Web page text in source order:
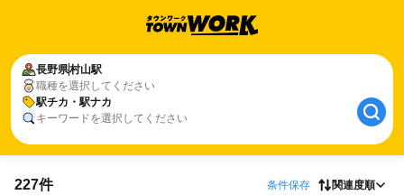
長野県村山駅
職種を選択してください
駅チカ・駅ナカ
キーワードを選択してください
227件 条件保存 関連度順